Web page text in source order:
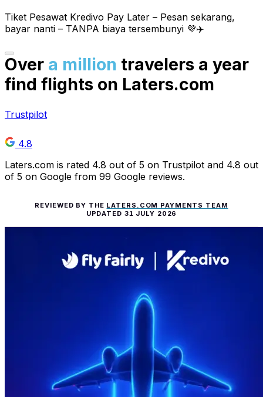
Tiket Pesawat Kredivo Pay Later – Pesan sekarang,
bayar nanti – TANPA biaya tersembunyi 💜✈️
Over a million travelers a year
find flights on Laters.com
Trustpilot
4.8
Laters.com is rated 4.8 out of 5 on Trustpilot and 4.8 out
of 5 on Google from 99 Google reviews.
REVIEWED BY THE LATERS.COM PAYMENTS TEAM
UPDATED 31 JULY 2026